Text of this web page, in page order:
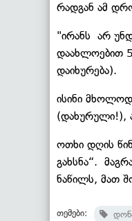
რადგან ამ
"ირანს არ
დაახლოებით
დაიხურება).
ისინი
(დახურული!),
ოთხი დღის
გახსნა“.
ნაწილს, მათ
თემები: